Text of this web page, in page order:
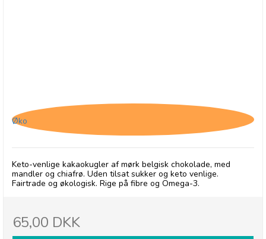
Øko
Keto-venlige kakaokugler af mørk belgisk chokolade, med
mandler og chiafrø. Uden tilsat sukker og keto venlige.
Fairtrade og økologisk. Rige på fibre og Omega-3.
65,00 DKK